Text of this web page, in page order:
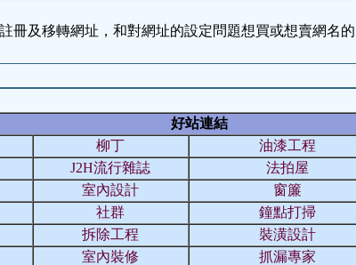
冊及移轉網址，和對網址的設定問題想買或想賣網名的
好站連結
柳丁
油漆工程
J2H流行雜誌
法拍屋
室內設計
窗簾
社群
鐘點打掃
拆除工程
裝潢設計
室內裝修
抓漏專家